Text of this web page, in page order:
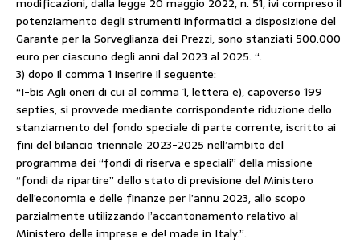
potenziamento degli strumenti informatici a disposizione del
Garante per la Sorveglianza dei Prezzi, sono stanziati 500.000
euro per ciascuno degli anni dal 2023 al 2025. “.
3) dopo il comma 1 inserire il seguente:
“I-bis Agli oneri di cui al comma 1, lettera e), capoverso 199
septies, si provvede mediante corrispondente riduzione dello
stanziamento del fondo speciale di parte corrente, iscritto ai
fini del bilancio triennale 2023-2025 nell’ambito del
programma dei “fondi di riserva e speciali” della missione
“fondi da ripartire” dello stato di previsione del Ministero
dell’economia e delle finanze per l’annu 2023, allo scopo
parzialmente utilizzando l’accantonamento relativo al
Ministero delle imprese e de! made in Italy.”.